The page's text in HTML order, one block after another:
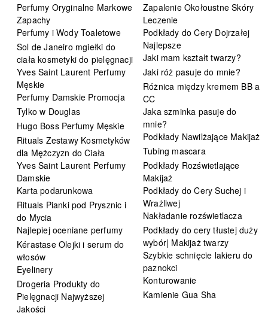
Perfumy Oryginalne Markowe
Zapachy
Perfumy i Wody Toaletowe
Sol de Janeiro mgiełki do
ciała kosmetyki do pielęgnacji
Yves Saint Laurent Perfumy
Męskie
Perfumy Damskie Promocja
Tylko w Douglas
Hugo Boss Perfumy Męskie
Rituals Zestawy Kosmetyków
dla Mężczyzn do Ciała
Yves Saint Laurent Perfumy
Damskie
Karta podarunkowa
Rituals Pianki pod Prysznic i
do Mycia
Najlepiej oceniane perfumy
Kérastase Olejki i serum do
włosów
Eyelinery
Drogeria Produkty do
Pielęgnacji Najwyższej
Jakości
Zapalenie Okołoustne Skóry
Leczenie
Podkłady do Cery Dojrzałej
Najlepsze
Jaki mam kształt twarzy?
Jaki róż pasuje do mnie?
Różnica między kremem BB a
CC
Jaka szminka pasuje do
mnie?
Podkłady Nawilżające Makijaż
Tubing mascara
Podkłady Rozświetlające
Makijaż
Podkłady do Cery Suchej i
Wrażliwej
Nakładanie rozświetlacza
Podkłady do cery tłustej duży
wybór| Makijaż twarzy
Szybkie schnięcie lakieru do
paznokci
Konturowanie
Kamienie Gua Sha